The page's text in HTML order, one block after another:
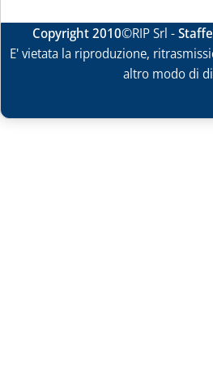
Copyright 2010©RIP Srl -
E' vietata la riproduzione,
altro modo di